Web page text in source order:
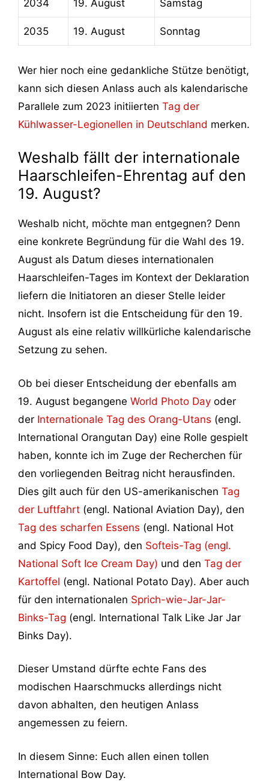
2034 19. August Samstag
2035 19. August Sonntag
Wer hier noch eine gedankliche Stütze benötigt,
kann sich diesen Anlass auch als kalendarische
Parallele zum 2023 initiierten Tag der
Kühlwasser-Legionellen in Deutschland merken.
Weshalb fällt der internationale
Haarschleifen-Ehrentag auf den
19. August?
Weshalb nicht, möchte man entgegnen? Denn
eine konkrete Begründung für die Wahl des 19.
August als Datum dieses internationalen
Haarschleifen-Tages im Kontext der Deklaration
liefern die Initiatoren an dieser Stelle leider
nicht. Insofern ist die Entscheidung für den 19.
August als eine relativ willkürliche kalendarische
Setzung zu sehen.
Ob bei dieser Entscheidung der ebenfalls am
19. August begangene World Photo Day oder
der Internationale Tag des Orang-Utans (engl.
International Orangutan Day) eine Rolle gespielt
haben, konnte ich im Zuge der Recherchen für
den vorliegenden Beitrag nicht herausfinden.
Dies gilt auch für den US-amerikanischen Tag
der Luftfahrt (engl. National Aviation Day), den
Tag des scharfen Essens (engl. National Hot
and Spicy Food Day), den Softeis-Tag (engl.
National Soft Ice Cream Day) und den Tag der
Kartoffel (engl. National Potato Day). Aber auch
für den internationalen Sprich-wie-Jar-Jar-
Binks-Tag (engl. International Talk Like Jar Jar
Binks Day).
Dieser Umstand dürfte echte Fans des
modischen Haarschmucks allerdings nicht
davon abhalten, den heutigen Anlass
angemessen zu feiern.
In diesem Sinne: Euch allen einen tollen
International Bow Day.